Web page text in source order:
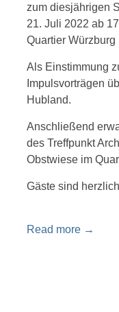
zum diesjährigen
21. Juli 2022 ab
Quartier
Als Einstimmung
Impulsvorträgen
Hubland.
Anschließend
des Treffpunkt
Obstwiese im
Gäste sind
Read more →